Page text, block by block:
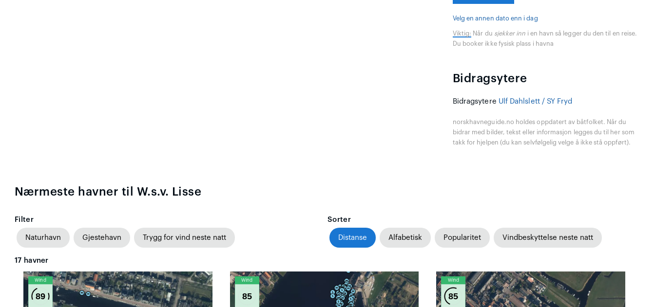
Velg en annen dato enn i dag
Viktig: Når du sjekker inn i en havn så legger du den til en reise.
Du booker ikke fysisk plass i havna
Bidragsytere
Bidragsytere Ulf Dahlslett / SY Fryd
norskhavneguide.no holdes oppdatert av båtfolket. Når du
bidrar med bilder, tekst eller informasjon legges du til her som
takk for hjelpen (du kan selvfølgelig velge å ikke stå oppført).
Nærmeste havner til W.s.v. Lisse
Filter
Naturhavn Gjestehavn Trygg for vind neste natt
Sorter
Distanse Alfabetisk Popularitet Vindbeskyttelse neste natt
17 havner
Wind
89
Wind
85
Wind
85